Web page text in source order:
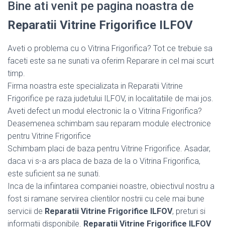
Bine ati venit pe pagina noastra de
Reparatii Vitrine Frigorifice ILFOV
Aveti o problema cu o Vitrina Frigorifica? Tot ce trebuie sa
faceti este sa ne sunati va oferim Reparare in cel mai scurt
timp.
Firma noastra este specializata in Reparatii Vitrine
Frigorifice pe raza judetului ILFOV, in localitatiile de mai jos.
Aveti defect un modul electronic la o Vitrina Frigorifica?
Deasemenea schimbam sau reparam module electronice
pentru Vitrine Frigorifice
Schimbam placi de baza pentru Vitrine Frigorifice. Asadar,
daca vi s-a ars placa de baza de la o Vitrina Frigorifica,
este suficient sa ne sunati.
Inca de la infiintarea companiei noastre, obiectivul nostru a
fost si ramane servirea clientilor nostrii cu cele mai bune
servicii de Reparatii Vitrine Frigorifice ILFOV, preturi si
informatii disponibile. Reparatii Vitrine Frigorifice ILFOV